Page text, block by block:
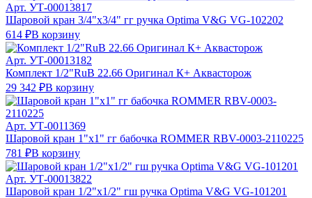
Арт. УТ-00013817
Шаровой кран 3/4"х3/4" гг ручка Optima V&G VG-102202
614 ₽В корзину
Арт. УТ-00013182
Комплект 1/2"RuB 22.66 Оригинал К+ Аквасторож
29 342 ₽В корзину
Арт. УТ-0011369
Шаровой кран 1"х1" гг бабочка ROMMER RBV-0003-2110225
781 ₽В корзину
Арт. УТ-00013822
Шаровой кран 1/2"х1/2" гш ручка Optima V&G VG-101201